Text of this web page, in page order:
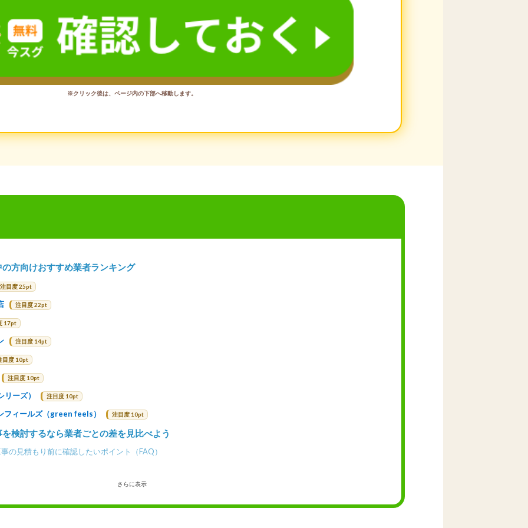
※クリック後は、ページ内の下部へ移動します。
方向けおすすめ業者ランキング
注目度 25pt
注目度 22pt
17pt
注目度 14pt
目度 10pt
注目度 10pt
ーズ） 注目度 10pt
フィールズ（green feels） 注目度 10pt
検討するなら業者ごとの差を見比べよう
の見積もり前に確認したいポイント（FAQ）
さらに表示